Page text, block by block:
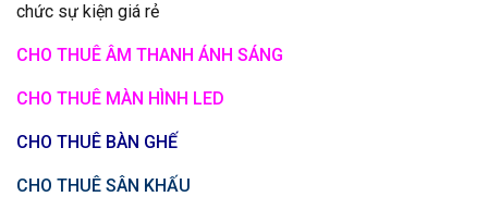
chức sự kiện giá rẻ
CHO THUÊ ÂM THANH ÁNH SÁNG
CHO THUÊ MÀN HÌNH LED
CHO THUÊ BÀN GHẾ
CHO THUÊ SÂN KHẤU